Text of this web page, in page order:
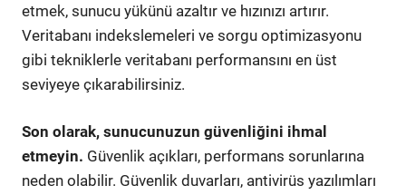
etmek, sunucu yükünü azaltır ve hızınızı artırır.
Veritabanı indekslemeleri ve sorgu optimizasyonu
gibi tekniklerle veritabanı performansını en üst
seviyeye çıkarabilirsiniz.
Son olarak, sunucunuzun güvenliğini ihmal
etmeyin. Güvenlik açıkları, performans sorunlarına
neden olabilir. Güvenlik duvarları, antivirüs yazılımları